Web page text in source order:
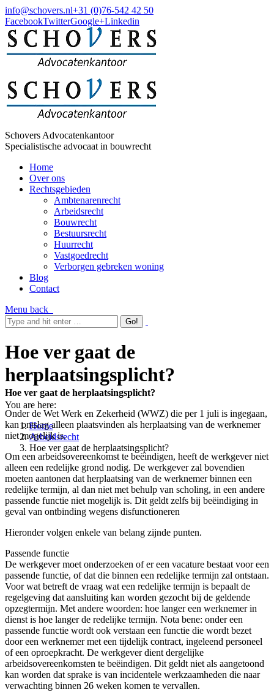
info@schovers.nl+31 (0)76-542 42 50
FacebookTwitterGoogle+Linkedin
Schovers Advocatenkantoor
Specialistische advocaat in bouwrecht
Home
Over ons
Rechtsgebieden
Ambtenarenrecht
Arbeidsrecht
Bouwrecht
Bestuursrecht
Huurrecht
Vastgoedrecht
Verborgen gebreken woning
Blog
Contact
Menu back
Hoe ver gaat de
herplaatsingsplicht?
You are here:
Home
Arbeidsrecht
Hoe ver gaat de herplaatsingsplicht?
Hoe ver gaat de herplaatsingsplicht?
Onder de Wet Werk en Zekerheid (WWZ) die per 1 juli is ingegaan,
kan ontslag alleen plaatsvinden als herplaatsing van de werknemer
niet mogelijk is.
Om een arbeidsovereenkomst te beëindigen, heeft de werkgever niet
alleen een redelijke grond nodig. De werkgever zal bovendien
moeten aantonen dat herplaatsing van de werknemer binnen een
redelijke termijn, al dan niet met behulp van scholing, in een andere
passende functie niet mogelijk is. Dit geldt zelfs bij beëindiging in
geval van ontbinding wegens disfunctioneren
Hieronder volgen enkele van belang zijnde punten.
Passende functie
De werkgever moet onderzoeken of er een vacature bestaat voor een
passende functie, of dat die binnen een redelijke termijn zal ontstaan.
Voor wat betreft de vraag wat een redelijke termijn is bepaalt de
regelgeving dat aansluiting kan worden gezocht bij de geldende
opzegtermijn. Met andere woorden: hoe langer een werknemer in
dienst is hoe langer de redelijke termijn. Nota bene: onder een
passende functie wordt ook verstaan een functie die wordt bezet
door een werknemer met een tijdelijk contract, ingeleend personeel
of een oproepkracht. De werkgever dient dergelijke
arbeidsovereenkomsten te beëindigen. Dit geldt niet als aangetoond
kan worden dat sprake is van incidentele werkzaamheden die naar
verwachting binnen 26 weken komen te vervallen.